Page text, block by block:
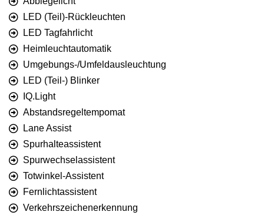
LED (Teil)-Rückleuchten
LED Tagfahrlicht
Heimleuchtautomatik
Umgebungs-/Umfeldausleuchtung
LED (Teil-) Blinker
IQ.Light
Abstandsregeltempomat
Lane Assist
Spurhalteassistent
Spurwechselassistent
Totwinkel-Assistent
Fernlichtassistent
Verkehrszeichenerkennung